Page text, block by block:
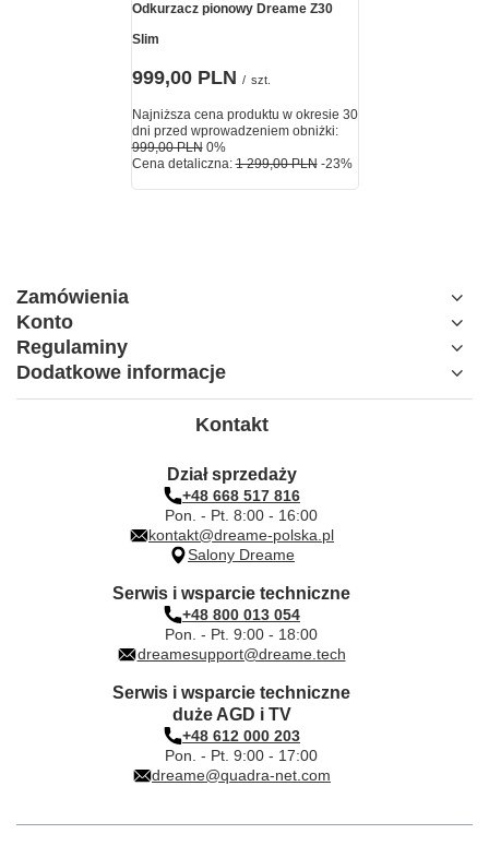
Odkurzacz pionowy Dreame Z30
Slim
999,00 PLN / szt.
Najniższa cena produktu w okresie 30
dni przed wprowadzeniem obniżki:
999,00 PLN 0%
Cena detaliczna:1 299,00 PLN -23%
Zamówienia
Konto
Regulaminy
Dodatkowe informacje
Kontakt
Dział sprzedaży
+48 668 517 816
Pon. - Pt. 8:00 - 16:00
kontakt@dreame-polska.pl
Salony Dreame
Serwis i wsparcie techniczne
+48 800 013 054
Pon. - Pt. 9:00 - 18:00
dreamesupport@dreame.tech
Serwis i wsparcie techniczne
duże AGD i TV
+48 612 000 203
Pon. - Pt. 9:00 - 17:00
dreame@quadra-net.com